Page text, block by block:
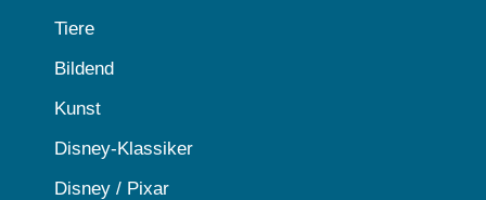
Tiere
Bildend
Kunst
Disney-Klassiker
Disney / Pixar